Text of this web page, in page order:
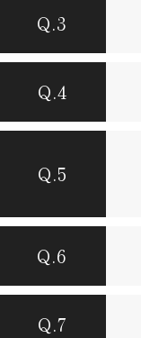
Q.3
Q.4
Q.5
Q.6
Q.7